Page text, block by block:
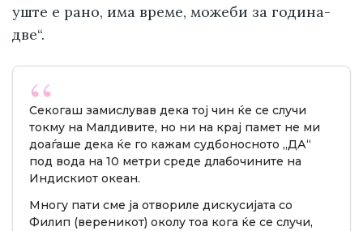
уште е рано, има време, можеби за година-
две“.
Секогаш замислував дека тој чин ќе се случи
токму на Малдивите, но ни на крај памет не ми
доаѓаше дека ќе го кажам судбоносното „ДА“
под вода на 10 метри среде длабочините на
Индискиот океан.
Многу пати сме ја отвориле дискусијата со
Филип (вереникот) околу тоа кога ќе се случи,